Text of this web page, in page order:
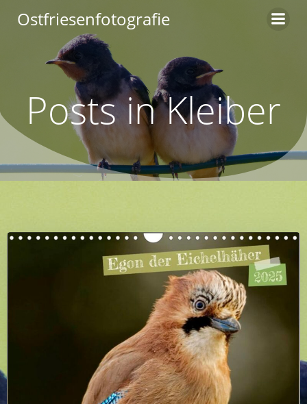
Inhalt
Ostfriesenfotografie
Posts in Kleiber